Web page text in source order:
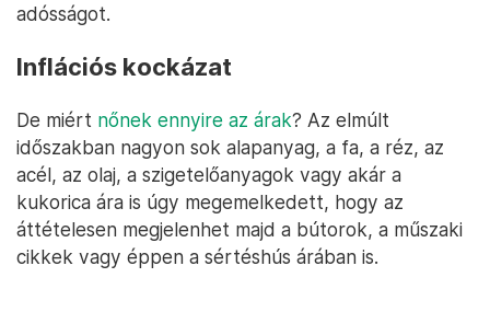
adósságot.
Inflációs kockázat
De miért nőnek ennyire az árak? Az elmúlt
időszakban nagyon sok alapanyag, a fa, a réz, az
acél, az olaj, a szigetelőanyagok vagy akár a
kukorica ára is úgy megemelkedett, hogy az
áttételesen megjelenhet majd a bútorok, a műszaki
cikkek vagy éppen a sértéshús árában is.